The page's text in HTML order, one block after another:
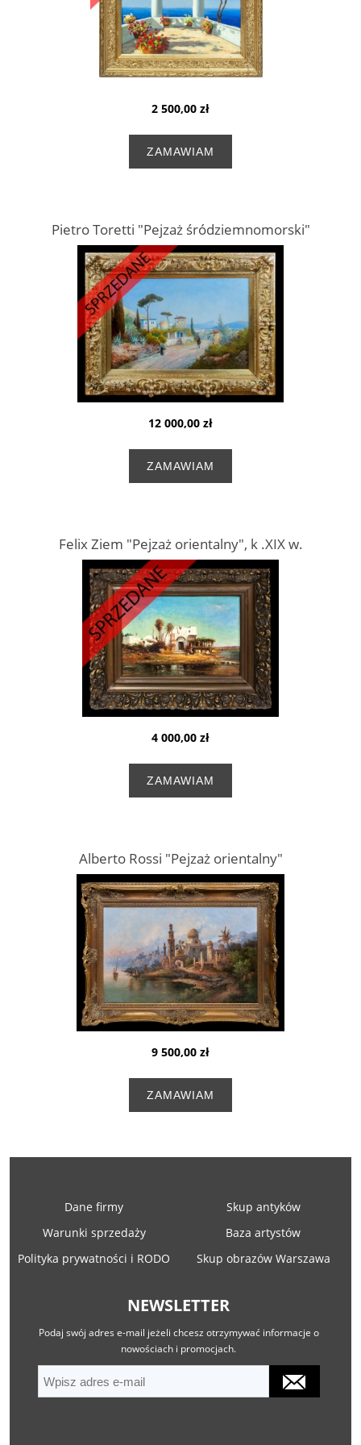
2 500,00 zł
ZAMAWIAM
Pietro Toretti "Pejzaż śródziemnomorski"
12 000,00 zł
ZAMAWIAM
Felix Ziem "Pejzaż orientalny", k .XIX w.
4 000,00 zł
ZAMAWIAM
Alberto Rossi "Pejzaż orientalny"
9 500,00 zł
ZAMAWIAM
Dane firmy
Warunki sprzedaży
Polityka prywatności i RODO
Skup antyków
Baza artystów
Skup obrazów Warszawa
NEWSLETTER
Podaj swój adres e-mail jeżeli chcesz otrzymywać informacje o
nowościach i promocjach.